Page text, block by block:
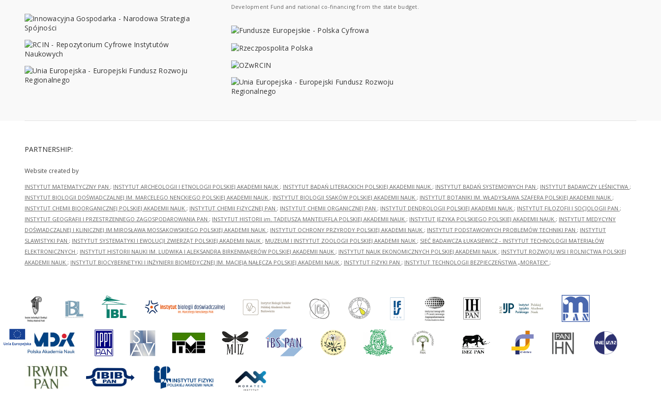
Development Fund and national co-financing from the state budget.
PARTNERSHIP:
Website created by
INSTYTUT MATEMATYCZNY PAN ; INSTYTUT ARCHEOLOGII I ETNOLOGII POLSKIEJ AKADEMII NAUK ; INSTYTUT BADAŃ LITERACKICH POLSKIEJ AKADEMII NAUK ; INSTYTUT BADAŃ SYSTEMOWYCH PAN ; INSTYTUT BADAWCZY LEŚNICTWA ;
INSTYTUT BIOLOGII DOŚWIADCZALNEJ IM. MARCELEGO NENCKIEGO POLSKIEJ AKADEMII NAUK ; INSTYTUT BIOLOGII SSAKÓW POLSKIEJ AKADEMII NAUK ; INSTYTUT BOTANIKI IM. WŁADYSŁAWA SZAFERA POLSKIEJ AKADEMII NAUK ;
INSTYTUT CHEMII BIOORGANICZNEJ POLSKIEJ AKADEMII NAUK ; INSTYTUT CHEMII FIZYCZNEJ PAN ; INSTYTUT CHEMII ORGANICZNEJ PAN ; INSTYTUT DENDROLOGII POLSKIEJ AKADEMII NAUK ; INSTYTUT FILOZOFII I SOCJOLOGII PAN ;
INSTYTUT GEOGRAFII I PRZESTRZENNEGO ZAGOSPODAROWANIA PAN ; INSTYTUT HISTORII im. TADEUSZA MANTEUFFLA POLSKIEJ AKADEMII NAUK ; INSTYTUT JĘZYKA POLSKIEGO POLSKIEJ AKADEMII NAUK ; INSTYTUT MEDYCYNY
DOŚWIADCZALNEJ I KLINICZNEJ IM.MIROSŁAWA MOSSAKOWSKIEGO POLSKIEJ AKADEMII NAUK ; INSTYTUT OCHRONY PRZYRODY POLSKIEJ AKADEMII NAUK ; INSTYTUT PODSTAWOWYCH PROBLEMÓW TECHNIKI PAN ; INSTYTUT
SLAWISTYKI PAN ; INSTYTUT SYSTEMATYKI I EWOLUCJI ZWIERZĄT POLSKIEJ AKADEMII NAUK ; MUZEUM I INSTYTUT ZOOLOGII POLSKIEJ AKADEMII NAUK ; SIEĆ BADAWCZA ŁUKASIEWICZ - INSTYTUT TECHNOLOGII MATERIAŁÓW
ELEKTRONICZNYCH ; INSTYTUT HISTORII NAUKI IM. LUDWIKA I ALEKSANDRA BIRKENMAJERÓW POLSKIEJ AKADEMII NAUK ; INSTYTUT NAUK EKONOMICZNYCH POLSKIEJ AKADEMII NAUK ; INSTYTUT ROZWOJU WSI I ROLNICTWA POLSKIEJ
AKADEMII NAUK ; INSTYTUT BIOCYBERNETYKI I INŻYNIERII BIOMEDYCZNEJ IM. MACIEJA NAŁĘCZA POLSKIEJ AKADEMII NAUK ; INSTYTUT FIZYKI PAN ; INSTYTUT TECHNOLOGII BEZPIECZEŃSTWA „MORATEX” ;